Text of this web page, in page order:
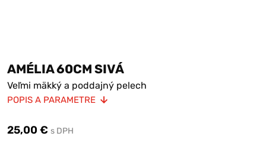
AMÉLIA 60CM SIVÁ
Veľmi mäkký a poddajný pelech
Výplň duté vlákno
Možnosť prať v práčke pri teplote 30°C
POPIS A PARAMETRE
25,00 € s DPH